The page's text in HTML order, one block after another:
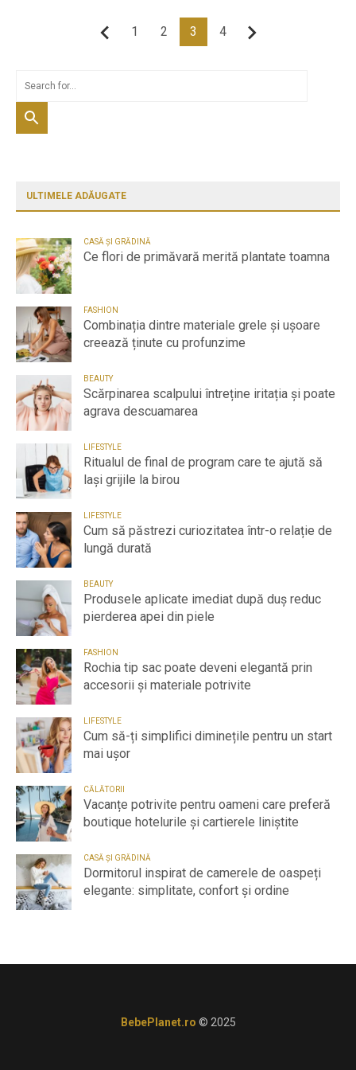
Paginație
Anterior
1 2 3 4
ULTIMELE ADĂUGATE
CASĂ ȘI GRĂDINĂ
Ce flori de primăvară merită plantate toamna
FASHION
Combinația dintre materiale grele și ușoare
creează ținute cu profunzime
BEAUTY
Scărpinarea scalpului întreține iritația și poate
agrava descuamarea
LIFESTYLE
Ritualul de final de program care te ajută să
lași grijile la birou
LIFESTYLE
Cum să păstrezi curiozitatea într-o relație de
lungă durată
BEAUTY
Produsele aplicate imediat după duș reduc
pierderea apei din piele
FASHION
Rochia tip sac poate deveni elegantă prin
accesorii și materiale potrivite
LIFESTYLE
Cum să-ți simplifici diminețile pentru un start
mai ușor
CĂLĂTORII
Vacanțe potrivite pentru oameni care preferă
boutique hotelurile și cartierele liniștite
CASĂ ȘI GRĂDINĂ
Dormitorul inspirat de camerele de oaspeți
elegante: simplitate, confort și ordine
BebePlanet.ro © 2025